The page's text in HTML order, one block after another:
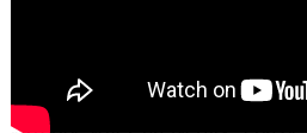
популярной в мире онлайн-